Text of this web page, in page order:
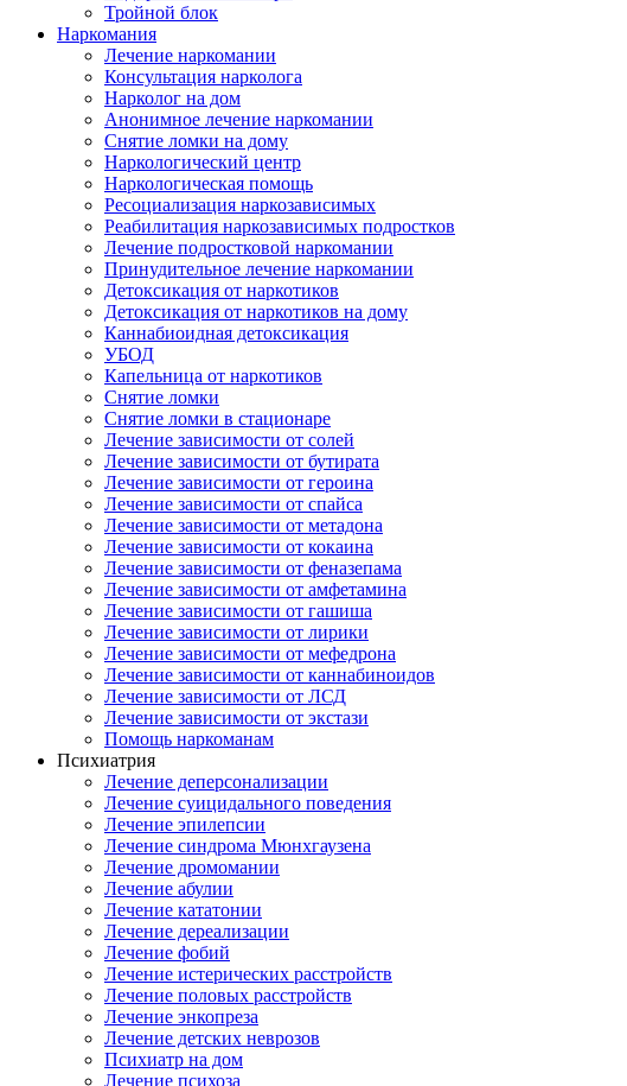
Тройной блок
Наркомания
Лечение наркомании
Консультация нарколога
Нарколог на дом
Анонимное лечение наркомании
Снятие ломки на дому
Наркологический центр
Наркологическая помощь
Ресоциализация наркозависимых
Реабилитация наркозависимых подростков
Лечение подростковой наркомании
Принудительное лечение наркомании
Детоксикация от наркотиков
Детоксикация от наркотиков на дому
Каннабиоидная детоксикация
УБОД
Капельница от наркотиков
Снятие ломки
Снятие ломки в стационаре
Лечение зависимости от солей
Лечение зависимости от бутирата
Лечение зависимости от героина
Лечение зависимости от спайса
Лечение зависимости от метадона
Лечение зависимости от кокаина
Лечение зависимости от феназепама
Лечение зависимости от амфетамина
Лечение зависимости от гашиша
Лечение зависимости от лирики
Лечение зависимости от мефедрона
Лечение зависимости от каннабиноидов
Лечение зависимости от ЛСД
Лечение зависимости от экстази
Помощь наркоманам
Психиатрия
Лечение деперсонализации
Лечение суицидального поведения
Лечение эпилепсии
Лечение синдрома Мюнхгаузена
Лечение дромомании
Лечение абулии
Лечение кататонии
Лечение дереализации
Лечение фобий
Лечение истерических расстройств
Лечение половых расстройств
Лечение энкопреза
Лечение детских неврозов
Психиатр на дом
Лечение психоза